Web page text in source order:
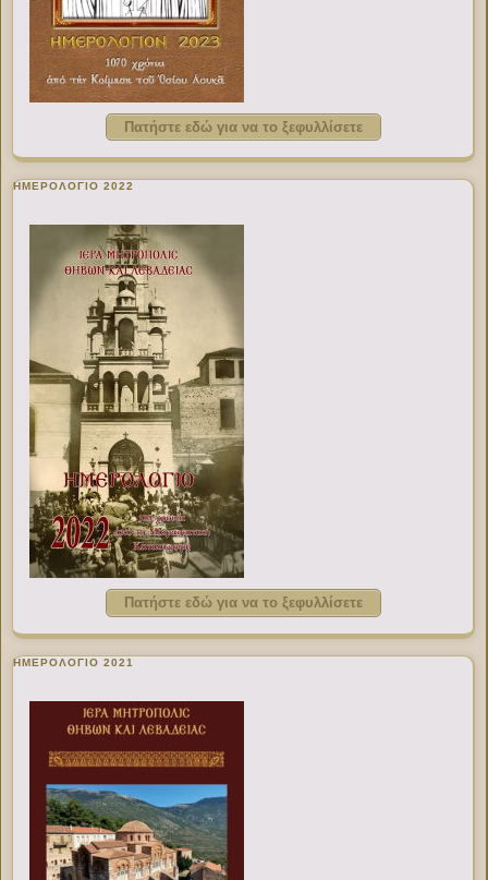
Πατήστε εδώ για να το ξεφυλλίσετε
ΗΜΕΡΟΛΟΓΙΟ 2022
Πατήστε εδώ για να το ξεφυλλίσετε
ΗΜΕΡΟΛΟΓΙΟ 2021